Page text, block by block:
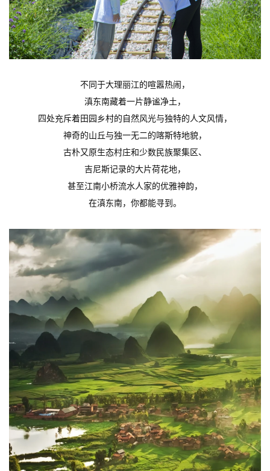
不同于大理丽江的喧嚣热闹，
滇东南藏着一片静谧净土，
四处充斥着田园乡村的自然风光与独特的人文风情，
神奇的山丘与独一无二的喀斯特地貌，
古朴又原生态村庄和少数民族聚集区、
吉尼斯记录的大片荷花地，
甚至江南小桥流水人家的优雅神韵，
在滇东南，你都能寻到。